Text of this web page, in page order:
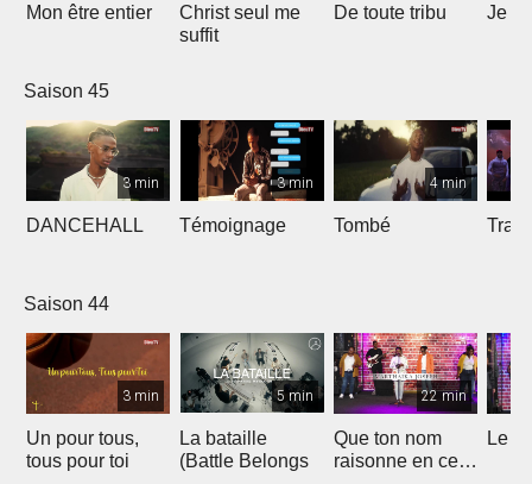
Mon être entier
Christ seul me
suffit
De toute tribu Je
Saison 45
3 min
DANCEHALL
3 min
Témoignage
4 min
Tombé
Saison 44
3 min
Un pour tous,
tous pour toi
5 min
La bataille
(Battle Belongs
22 min
Que ton nom
raisonne en ce
Le